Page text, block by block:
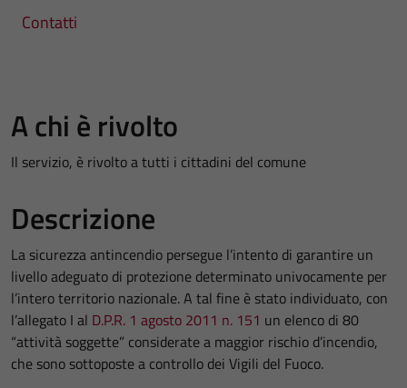
Contatti
A chi è rivolto
Il servizio, è rivolto a tutti i cittadini del comune
Descrizione
La sicurezza antincendio persegue l’intento di garantire un
livello adeguato di protezione determinato univocamente per
l’intero territorio nazionale. A tal fine è stato individuato, con
l’allegato I al D.P.R. 1 agosto 2011 n. 151 un elenco di 80
“attività soggette” considerate a maggior rischio d’incendio,
che sono sottoposte a controllo dei Vigili del Fuoco.